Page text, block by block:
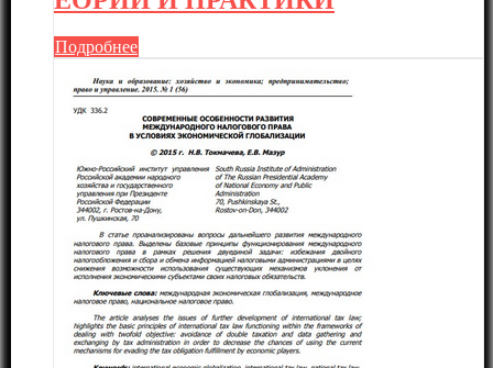
Подробнее